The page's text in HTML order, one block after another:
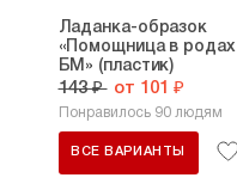
Ладанка-образок
«Помощница в родах
БМ» (пластик)
143 ₽ от 101 ₽
Понравилось 90 людям
ВСЕ ВАРИАНТЫ